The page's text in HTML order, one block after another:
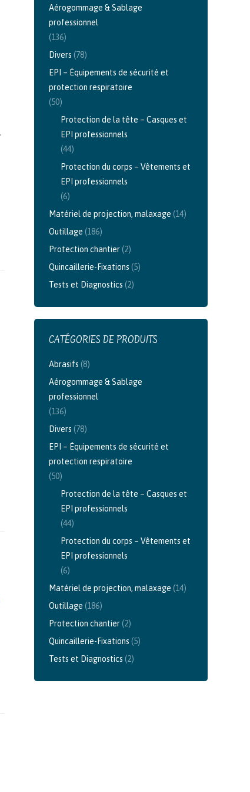
Aérogommage & Sablage
professionnel
(136)
Divers (78)
EPI – Équipements de sécurité et
protection respiratoire
(50)
Protection de la tête – Casques et
EPI professionnels
(44)
Protection du corps – Vêtements et
EPI professionnels
(6)
Matériel de projection, malaxage (14)
Outillage (186)
Protection chantier(2)
Quincaillerie-Fixations (5)
Tests et Diagnostics (2)
CATÉGORIES DE PRODUITS
Abrasifs (8)
Aérogommage & Sablage
professionnel
(136)
Divers (78)
EPI – Équipements de sécurité et
protection respiratoire
(50)
Protection de la tête – Casques et
EPI professionnels
(44)
Protection du corps – Vêtements et
EPI professionnels
(6)
Matériel de projection, malaxage (14)
Outillage (186)
Protection chantier(2)
Quincaillerie-Fixations (5)
Tests et Diagnostics (2)